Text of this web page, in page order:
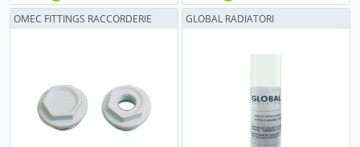
OMEC FITTINGS RACCORDERIE GLOBAL RADIATORI